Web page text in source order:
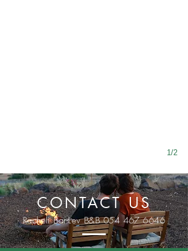
1/2
CONTACT US
Racheli Bar-Lev B&B054 467 6646